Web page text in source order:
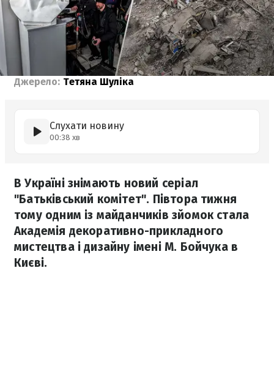
Джерело: Тетяна Шуліка
Слухати новину
00:38 хв
В Україні знімають новий серіал
"Батьківський комітет". Півтора тижня
тому одним із майданчиків зйомок стала
Академія декоративно-прикладного
мистецтва і дизайну імені М. Бойчука в
Києві.